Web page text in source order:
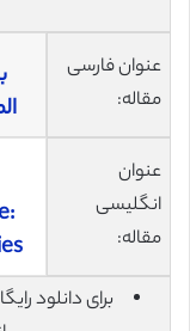
عنوان فارسی
مقاله:
عنوان
انگلیسی
مقاله: